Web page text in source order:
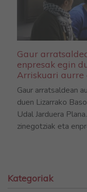
Gaur
enpresak egin
Arriskuari aurre
Gaur arratsaldean
duen Lizarrako
Udal Jarduera
zinegotziak eta
Kategoriak